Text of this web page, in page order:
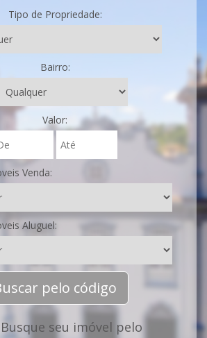
Tipo de Propriedade:
Bairro:
Valor:
Venda:
Aluguel:
pelo código
Busque seu imóvel pelo